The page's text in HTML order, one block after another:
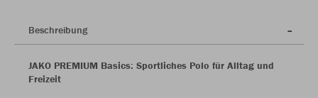
Beschreibung
JAKO PREMIUM Basics: Sportliches Polo für Alltag und
Freizeit